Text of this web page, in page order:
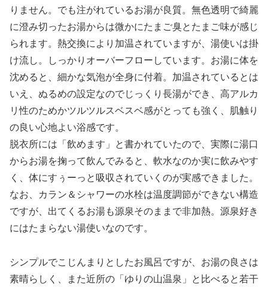
りません。でも注がれているお湯が良質。無色透明で綺麗
に澄み切ったお湯からは微かにたまご臭とたまご味が感じ
られます。熱交換により加温されていますが、湯使いは掛
け流し。しっかりオーバーフローしています。お湯に体を
沈めると、細かな気泡が全身に付着。加温されているとは
いえ、ぬるめの設定なのでじっくり長湯ができ、高アルカ
リ性のためかツルツルスベスベ感がとっても強く、肌触り
の良い心地よい浴感です。
脱衣所には「飲めます」と書かれていたので、実際に湯口
からお湯を掬って飲んでみると、軟水なのか実に飲みやす
く、体にすぅーっと吸収されていくのが実感できました。
なお、カラン＆シャワーの水栓は温度調節ができない構造
ですが、出てくるお湯も源泉そのままで非加熱。源泉好き
にはたまらない湯使いなのです。
シンプルでこじんまりとしたお風呂ですが、お湯の良さは
素晴らしく、また近所の「ゆりの山温泉」と比べると若干